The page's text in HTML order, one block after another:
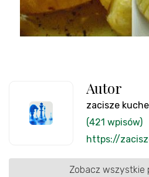
Autor
zacisze
(421 wpisów)
https://
Zobacz wszystkie